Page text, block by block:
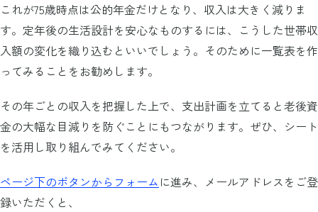
これが75歳時点は公的年金だけとなり、収入は大きく減りま
す。定年後の生活設計を安心なものするには、こうした世帯収
入額の変化を織り込むといいでしょう。そのために一覧表を作
ってみることをお勧めします。
その年ごとの収入を把握した上で、支出計画を立てると老後資
金の大幅な目減りを防ぐことにもつながります。ぜひ、シート
を活用し取り組んでみてください。
ページ下のボタンからフォーム に進み、メールアドレスをご登
録いただくと、